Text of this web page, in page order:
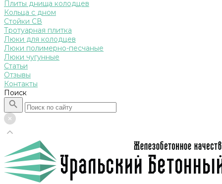
Плиты днища колодцев
Кольца с дном
Стойки СВ
Тротуарная плитка
Люки для колодцев
Люки полимерно-песчаные
Люки чугунные
Статьи
Отзывы
Контакты
Поиск